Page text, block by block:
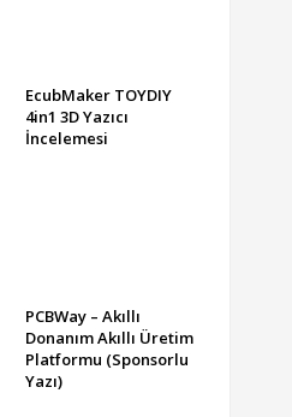
EcubMaker TOYDIY
4in1 3D Yazıcı
İncelemesi
PCBWay – Akıllı
Donanım Akıllı Üretim
Platformu (Sponsorlu
Yazı)